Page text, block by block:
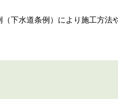
下水道条例）により施工方法